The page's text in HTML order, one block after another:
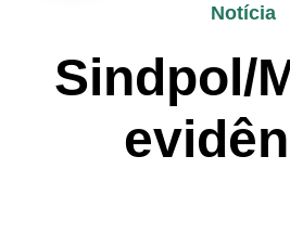
Notícia
Sindpol/